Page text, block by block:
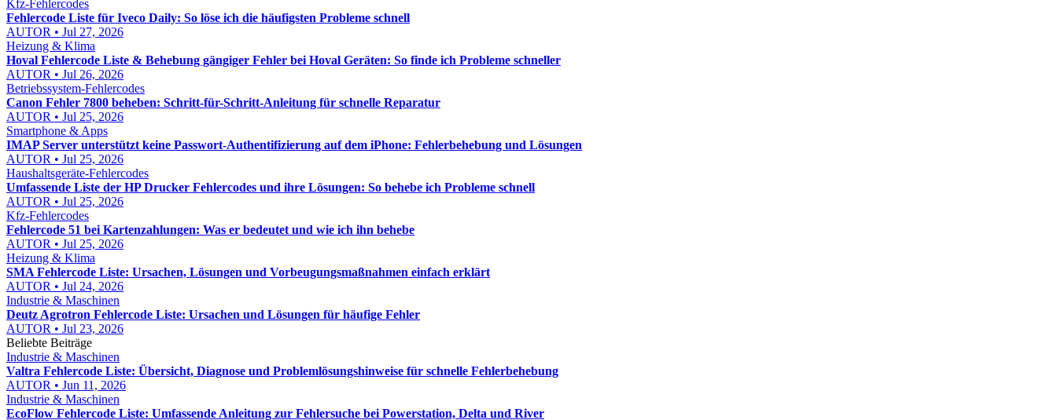
Kfz-Fehlercodes
Fehlercode Liste für Iveco Daily: So löse ich die häufigsten Probleme schnell
AUTOR • Jul 27, 2026
Heizung & Klima
Hoval Fehlercode Liste & Behebung gängiger Fehler bei Hoval Geräten: So finde ich Probleme schneller
AUTOR • Jul 26, 2026
Betriebssystem-Fehlercodes
Canon Fehler 7800 beheben: Schritt-für-Schritt-Anleitung für schnelle Reparatur
AUTOR • Jul 25, 2026
Smartphone & Apps
IMAP Server unterstützt keine Passwort-Authentifizierung auf dem iPhone: Fehlerbehebung und Lösungen
AUTOR • Jul 25, 2026
Haushaltsgeräte-Fehlercodes
Umfassende Liste der HP Drucker Fehlercodes und ihre Lösungen: So behebe ich Probleme schnell
AUTOR • Jul 25, 2026
Kfz-Fehlercodes
Fehlercode 51 bei Kartenzahlungen: Was er bedeutet und wie ich ihn behebe
AUTOR • Jul 25, 2026
Heizung & Klima
SMA Fehlercode Liste: Ursachen, Lösungen und Vorbeugungsmaßnahmen einfach erklärt
AUTOR • Jul 24, 2026
Industrie & Maschinen
Deutz Agrotron Fehlercode Liste: Ursachen und Lösungen für häufige Fehler
AUTOR • Jul 23, 2026
Beliebte Beiträge
Industrie & Maschinen
Valtra Fehlercode Liste: Übersicht, Diagnose und Problemlösungshinweise für schnelle Fehlerbehebung
AUTOR • Jun 11, 2026
Industrie & Maschinen
EcoFlow Fehlercode Liste: Umfassende Anleitung zur Fehlersuche bei Powerstation, Delta und River